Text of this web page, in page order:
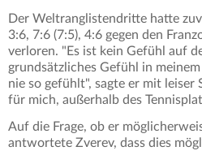
Der Weltranglistendritte hatte
3:6, 7:6 (7:5), 4:6 gegen den
verloren. "Es ist kein Gefühl auf
grundsätzliches Gefühl in
nie so gefühlt", sagte er mit leiser
für mich, außerhalb des
Auf die Frage, ob er
antwortete Zverev, dass dies